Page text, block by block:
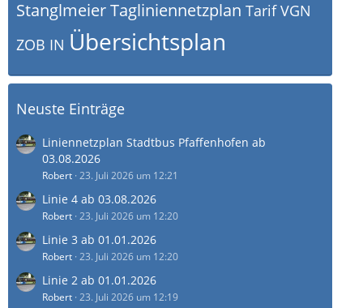
StanglmeierTagliniennetzplan Tarif VGN
ZOB IN Übersichtsplan
Neuste Einträge
Liniennetzplan Stadtbus Pfaffenhofen ab
03.08.2026
Robert 23. Juli 2026 um 12:21
Linie 4 ab 03.08.2026
Robert 23. Juli 2026 um 12:20
Linie 3 ab 01.01.2026
Robert 23. Juli 2026 um 12:20
Linie 2 ab 01.01.2026
Robert 23. Juli 2026 um 12:19